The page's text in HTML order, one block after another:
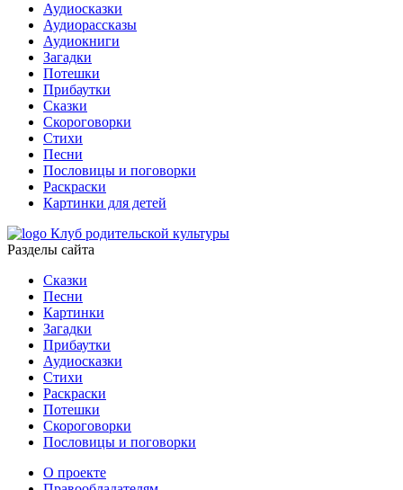
Аудиосказки
Аудиорассказы
Аудиокниги
Загадки
Потешки
Прибаутки
Сказки
Скороговорки
Стихи
Песни
Пословицы и поговорки
Раскраски
Картинки для детей
Клуб родительской культуры
Разделы сайта
Сказки
Песни
Картинки
Загадки
Прибаутки
Аудиосказки
Стихи
Раскраски
Потешки
Скороговорки
Пословицы и поговорки
О проекте